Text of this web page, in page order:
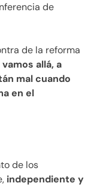
de
de la reforma
allá, a
mal cuando
en el
de los
independiente y